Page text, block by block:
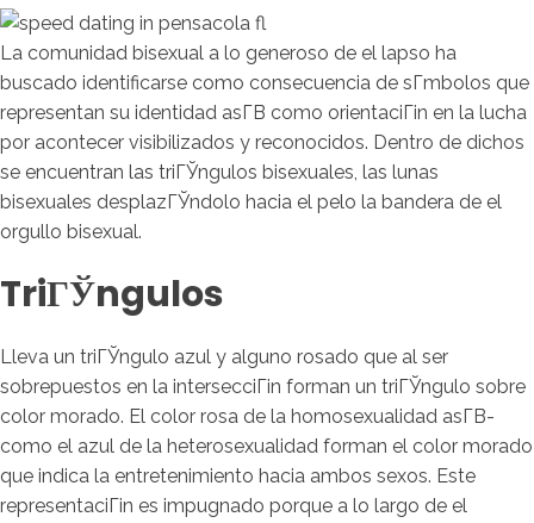
La comunidad bisexual a lo generoso de el lapso ha
buscado identificarse como consecuencia de sГ­mbolos que
representan su identidad asГ­В­ como orientaciГіn en la lucha
por acontecer visibilizados y reconocidos. Dentro de dichos
se encuentran las triГЎngulos bisexuales, las lunas
bisexuales desplazГЎndolo hacia el pelo la bandera de el
orgullo bisexual.
TriГЎngulos
Lleva un triГЎngulo azul y alguno rosado que al ser
sobrepuestos en la intersecciГіn forman un triГЎngulo sobre
color morado. El color rosa de la homosexualidad asГ­В­
como el azul de la heterosexualidad forman el color morado
que indica la entretenimiento hacia ambos sexos. Este
representaciГіn es impugnado porque a lo largo de el